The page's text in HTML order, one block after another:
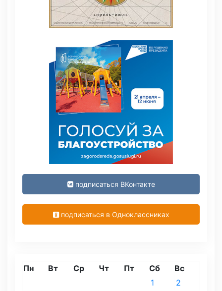
подписаться ВКонтакте
подписаться в Одноклассниках
Пн Вт Ср Чт Пт Сб Вс
1
2